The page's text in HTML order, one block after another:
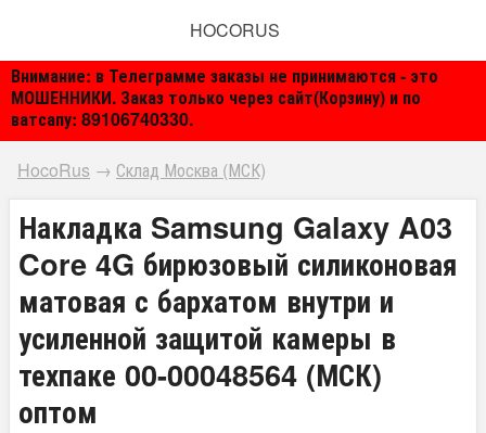
Внимание: в Телеграмме заказы не принимаются - это
МОШЕННИКИ. Заказ только через сайт(Корзину) и по
ватсапу: 89106740330.
HOCORUS
HocoRus → Склад Москва (МСК)
Накладка Samsung Galaxy A03
Core 4G бирюзовый силиконовая
матовая с бархатом внутри и
усиленной защитой камеры в
техпаке 00-00048564 (МСК)
оптом